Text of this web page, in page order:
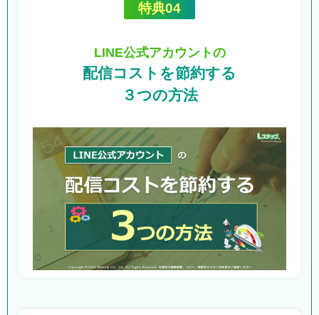
特典04
LINE公式アカウントの
配信コストを節約する
３つの方法